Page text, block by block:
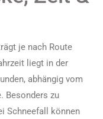
je nach Route
liegt in der
abhängig vom
Besonders zu
Schneefall können